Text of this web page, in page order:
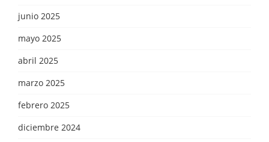
junio 2025
mayo 2025
abril 2025
marzo 2025
febrero 2025
diciembre 2024